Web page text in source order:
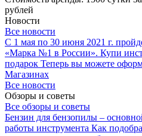
рублей
Новости
Все новости
С 1 мая по 30 июня 2021 г.
«Марка №1 в России». Купи
подарок Теперь вы можете
Магазинах
Все новости
Обзоры и советы
Все обзоры и советы
Бензин для бензопилы –
работы инструмента Как